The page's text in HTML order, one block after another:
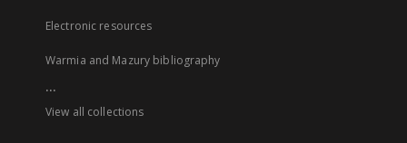
Electronic resources
Warmia and Mazury bibliography
...
View all collections